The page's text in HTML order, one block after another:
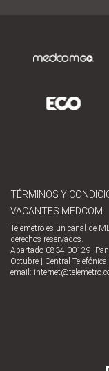
TÉRMINOS Y
VACANTES MEDCOM
Telemetro es un canal de
derechos reservados.
Apartado 0834-00129,
Octubre | Central
email: